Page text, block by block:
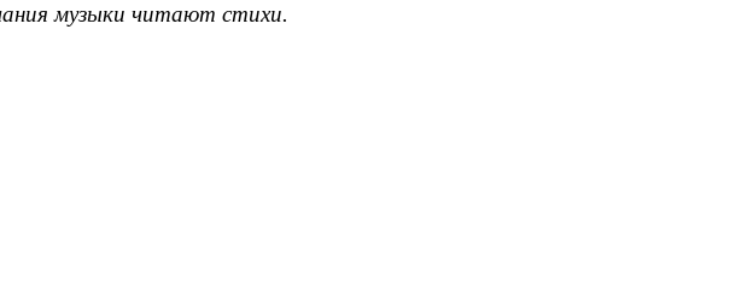
музыки читают стихи.